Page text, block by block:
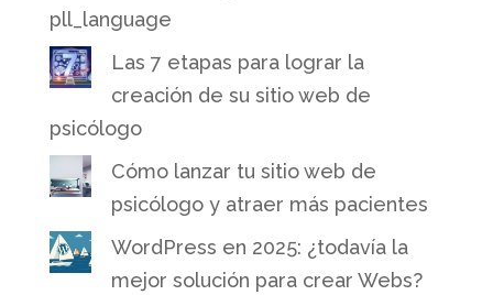
pll_language
Las 7 etapas para lograr la
creación de su sitio web de
psicólogo
Cómo lanzar tu sitio web de
psicólogo y atraer más pacientes
WordPress en 2025: ¿todavía la
mejor solución para crear Webs?